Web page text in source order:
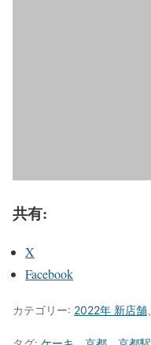
共有:
X
Facebook
カテゴリー: 2022年 新店舗